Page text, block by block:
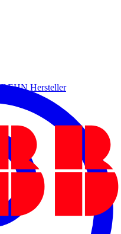
DEHN Hersteller